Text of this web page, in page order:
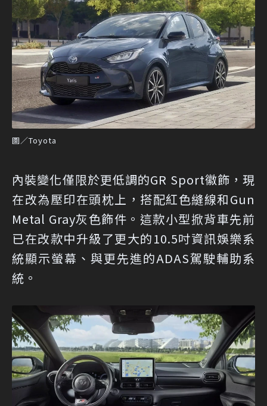
圖／Toyota
內裝變化僅限於更低調的GR Sport徽飾，現
在改為壓印在頭枕上，搭配紅色縫線和Gun
Metal Gray灰色飾件。這款小型掀背車先前
已在改款中升級了更大的10.5吋資訊娛樂系
統顯示螢幕、與更先進的ADAS駕駛輔助系
統。